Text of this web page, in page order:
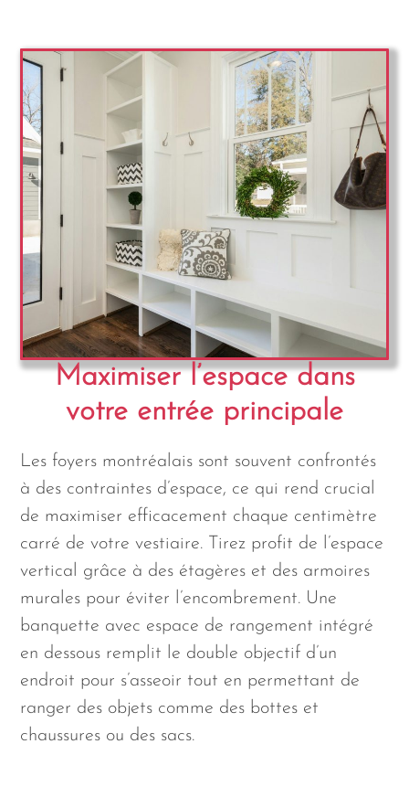
Maximiser l’espace dans
votre entrée principale
Les foyers montréalais sont souvent confrontés
à des contraintes d’espace, ce qui rend crucial
de maximiser efficacement chaque centimètre
carré de votre vestiaire. Tirez profit de l’espace
vertical grâce à des étagères et des armoires
murales pour éviter l’encombrement. Une
banquette avec espace de rangement intégré
en dessous remplit le double objectif d’un
endroit pour s’asseoir tout en permettant de
ranger des objets comme des bottes et
chaussures ou des sacs.